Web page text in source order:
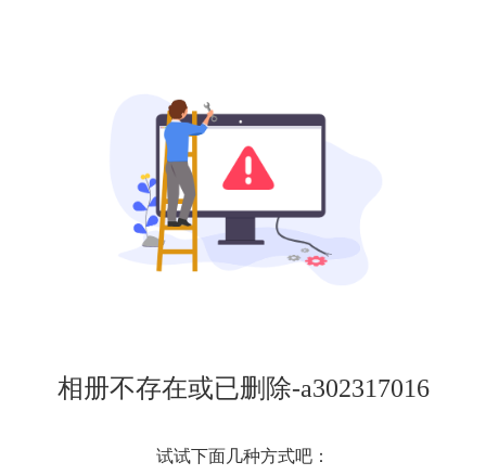
相册不存在或已删除-a302317016
试试下面几种方式吧：